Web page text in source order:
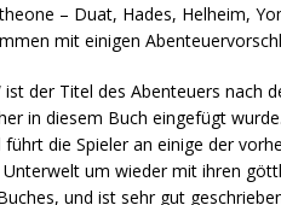
– Duat, Hades, Helheim,
mit einigen
ist der Titel des Abenteuers
in diesem Buch eingefügt
die Spieler an einige der
um wieder mit ihren
und ist sehr gut